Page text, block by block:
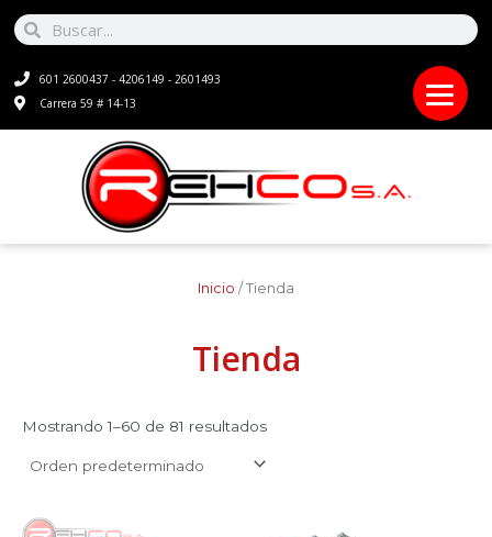
SearchSearch
601 2600437 - 4206149 - 2601493
Carrera 59 # 14-13
Inicio / Tienda
Tienda
Mostrando 1–60 de 81 resultados